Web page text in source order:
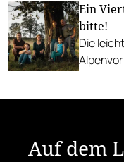
Ein
bitte!
Die
Auf dem